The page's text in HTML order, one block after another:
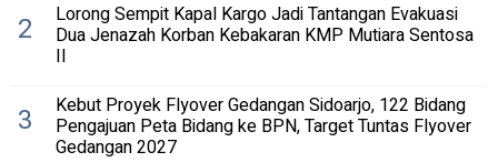
2 Lorong Sempit Kapal Kargo Jadi Tantangan Evakuasi
Dua Jenazah Korban Kebakaran KMP Mutiara Sentosa
II
3 Kebut Proyek Flyover Gedangan Sidoarjo, 122 Bidang
Pengajuan Peta Bidang ke BPN, Target Tuntas Flyover
Gedangan 2027